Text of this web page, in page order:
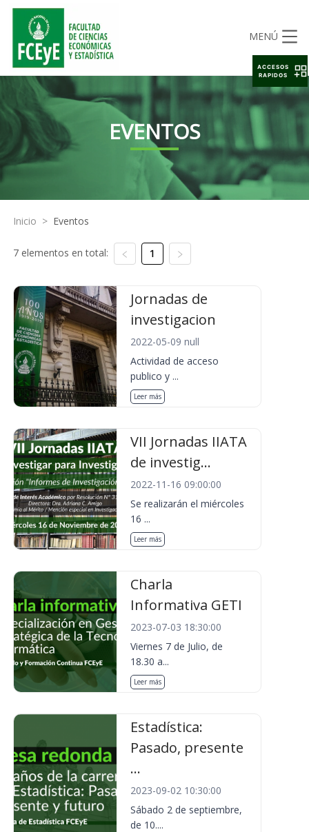
MENÚ
EVENTOS
Inicio > Eventos
7 elementos en total: 1
Jornadas de
investigacion
2022-05-09 null
Actividad de acceso
publico y ...
Leer más
VII Jornadas IIATA
de investig...
2022-11-16 09:00:00
Se realizarán el miércoles
16 ...
Leer más
Charla
Informativa GETI
2023-07-03 18:30:00
Viernes 7 de Julio, de
18.30 a...
Leer más
Estadística:
Pasado, presente
...
2023-09-02 10:30:00
Sábado 2 de septiembre,
de 10....
ACCESOS
RAPIDOS